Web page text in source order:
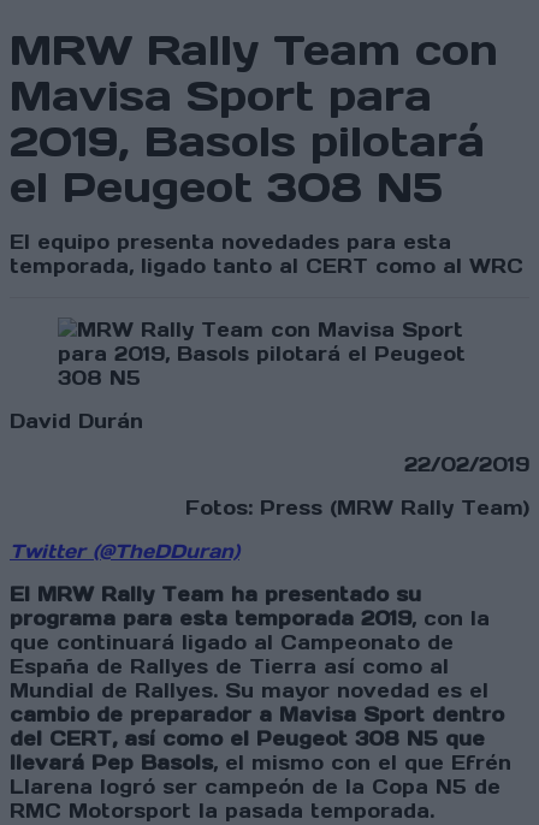
MRW Rally Team con
Mavisa Sport para
2019, Basols pilotará
el Peugeot 308 N5
El equipo presenta novedades para esta
temporada, ligado tanto al CERT como al WRC
David Durán
22/02/2019
Fotos: Press (MRW Rally Team)
Twitter (@TheDDuran)
El MRW Rally Team ha presentado su
programa para esta temporada 2019, con la
que continuará ligado al Campeonato de
España de Rallyes de Tierra así como al
Mundial de Rallyes. Su mayor novedad es el
cambio de preparador a Mavisa Sport dentro
del CERT, así como el Peugeot 308 N5 que
llevará Pep Basols, el mismo con el que Efrén
Llarena logró ser campeón de la Copa N5 de
RMC Motorsport la pasada temporada.